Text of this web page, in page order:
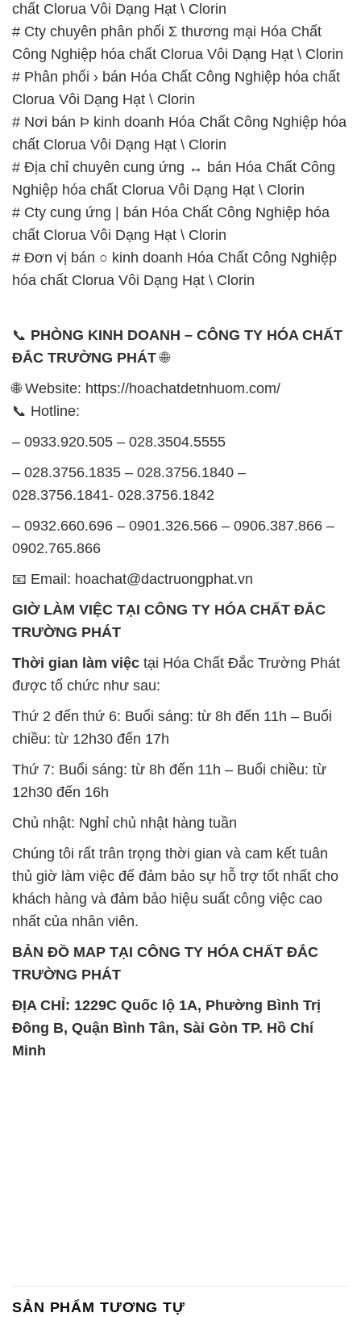
chất Clorua Vôi Dạng Hạt \ Clorin
# Cty chuyên phân phối Σ thương mại Hóa Chất
Công Nghiệp hóa chất Clorua Vôi Dạng Hạt \ Clorin
# Phân phối › bán Hóa Chất Công Nghiệp hóa chất
Clorua Vôi Dạng Hạt \ Clorin
# Nơi bán Þ kinh doanh Hóa Chất Công Nghiệp hóa
chất Clorua Vôi Dạng Hạt \ Clorin
# Địa chỉ chuyên cung ứng ↔ bán Hóa Chất Công
Nghiệp hóa chất Clorua Vôi Dạng Hạt \ Clorin
# Cty cung ứng | bán Hóa Chất Công Nghiệp hóa
chất Clorua Vôi Dạng Hạt \ Clorin
# Đơn vị bán ○ kinh doanh Hóa Chất Công Nghiệp
hóa chất Clorua Vôi Dạng Hạt \ Clorin
📞 PHÒNG KINH DOANH – CÔNG TY HÓA CHẤT
ĐẮC TRƯỜNG PHÁT🌐
🌐 Website: https://hoachatdetnhuom.com/
📞 Hotline:
– 0933.920.505 – 028.3504.5555
– 028.3756.1835 – 028.3756.1840 –
028.3756.1841- 028.3756.1842
– 0932.660.696 – 0901.326.566 – 0906.387.866 –
0902.765.866
📧 Email: hoachat@dactruongphat.vn
GIỜ LÀM VIỆC TẠI CÔNG TY HÓA CHẤT ĐẮC
TRƯỜNG PHÁT
Thời gian làm việc tại Hóa Chất Đắc Trường Phát
được tổ chức như sau:
Thứ 2 đến thứ 6: Buổi sáng: từ 8h đến 11h – Buổi
chiều: từ 12h30 đến 17h
Thứ 7: Buổi sáng: từ 8h đến 11h – Buổi chiều: từ
12h30 đến 16h
Chủ nhật: Nghỉ chủ nhật hàng tuần
Chúng tôi rất trân trọng thời gian và cam kết tuân
thủ giờ làm việc để đảm bảo sự hỗ trợ tốt nhất cho
khách hàng và đảm bảo hiệu suất công việc cao
nhất của nhân viên.
BẢN ĐỒ MAP TẠI CÔNG TY HÓA CHẤT ĐẮC
TRƯỜNG PHÁT
ĐỊA CHỈ: 1229C Quốc lộ 1A, Phường Bình Trị
Đông B, Quận Bình Tân, Sài Gòn TP. Hồ Chí
Minh
SẢN PHẨM TƯƠNG TỰ